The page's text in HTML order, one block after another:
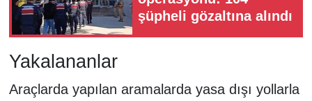
şüpheli gözaltına alındı
Yakalananlar
Araçlarda yapılan aramalarda yasa dışı yollarla